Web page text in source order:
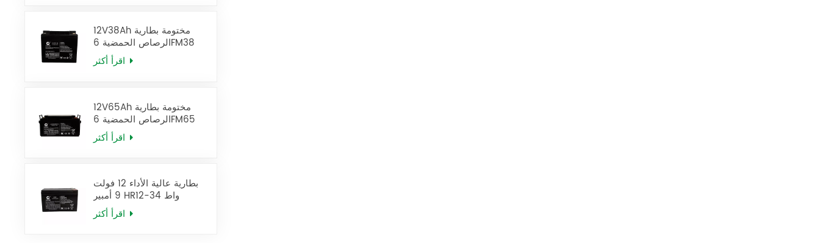
12V38Ah مختومة بطارية
الرصاص الحمضية 6FM38
12V65Ah مختومة بطارية
الرصاص الحمضية 6FM65
بطارية عالية الأداء 12 فولت
9 أمبير HR12-34 واط